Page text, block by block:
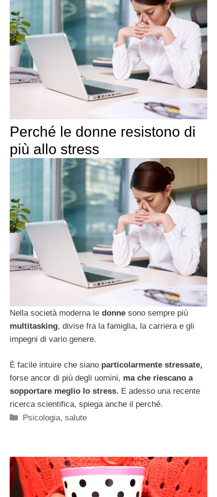
Perché le donne resistono di
più allo stress
Nella società moderna le donne sono sempre più
multitasking, divise fra la famiglia, la carriera e gli
impegni di vario genere.
È facile intuire che siano particolarmente stressate,
forse ancor di più degli uomini, ma che riescano a
sopportare meglio lo stress. E adesso una recente
ricerca scientifica, spiega anche il perché.
Categorie
Psicologia,salute